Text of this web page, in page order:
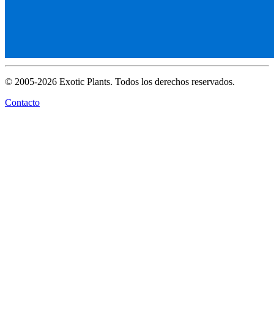
© 2005-2026 Exotic Plants. Todos los derechos reservados.
Contacto